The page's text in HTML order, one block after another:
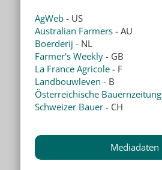
AgWeb - US
Australian Farmers - AU
Boerderij - NL
Farmer's Weekly - GB
La France Agricole - F
Landbouwleven - B
Österreichische Bauernzeitung
Schweizer Bauer - CH
Mediadaten